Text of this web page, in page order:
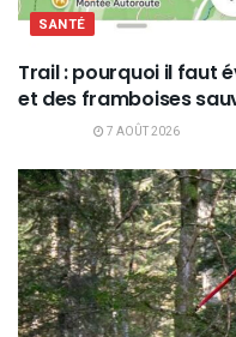
SANTÉ
Trail : pourquoi il faut
et des framboises
7 AOÛT 2026